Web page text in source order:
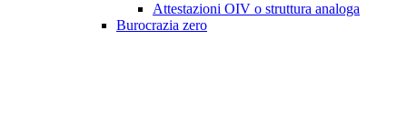
Attestazioni OIV o struttura analoga
Burocrazia zero